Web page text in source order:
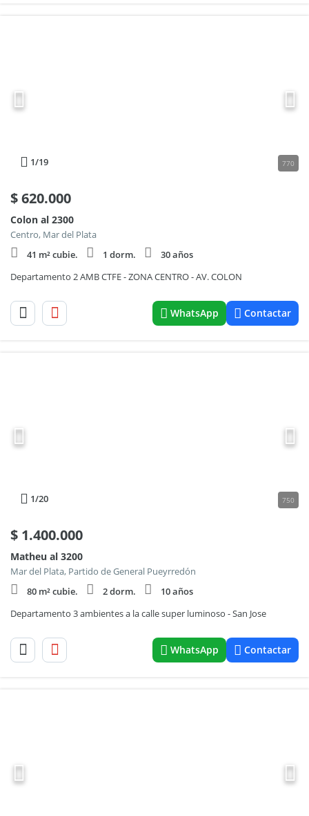
1/19 770
$620.000
Colon al 2300
Centro, Mar del Plata
41 m² cubie.
1 dorm.
30 años
Departamento 2 AMB CTFE - ZONA CENTRO - AV. COLON
WhatsApp Contactar
1/20 750
$ 1.400.000
Matheu al 3200
Mar del Plata, Partido de General Pueyrredón
80 m² cubie.
2 dorm.
10 años
Departamento 3 ambientes a la calle super luminoso - San Jose
WhatsApp Contactar